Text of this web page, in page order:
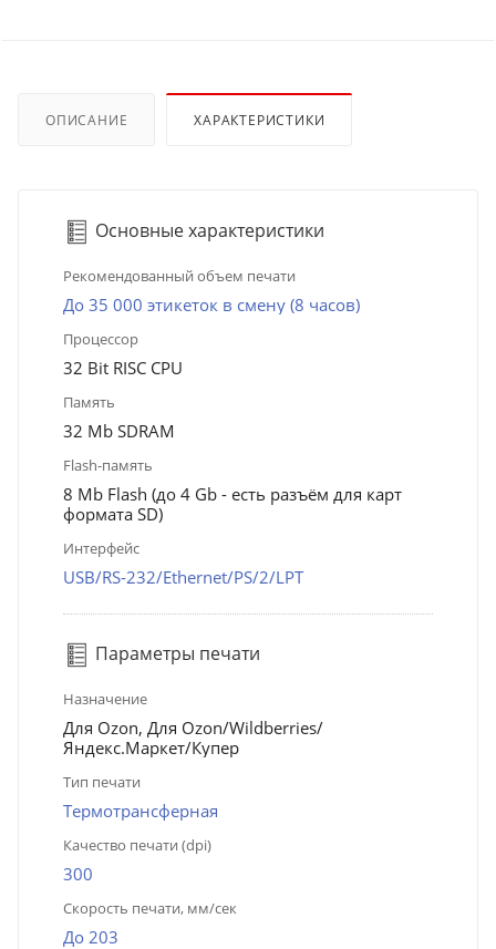
ОПИСАНИЕ ХАРАКТЕРИСТИКИ
Основные характеристики
Рекомендованный объем печати
До 35 000 этикеток в смену (8 часов)
Процессор
32 Bit RISC CPU
Память
32 Mb SDRAM
Flash-память
8 Mb Flash (до 4 Gb - есть разъём для карт
формата SD)
Интерфейс
USB/RS-232/Ethernet/PS/2/LPT
Параметры печати
Назначение
Для Ozon, Для Ozon/Wildberries/
Яндекс.Маркет/Купер
Тип печати
Термотрансферная
Качество печати (dpi)
300
Скорость печати, мм/сек
До 203